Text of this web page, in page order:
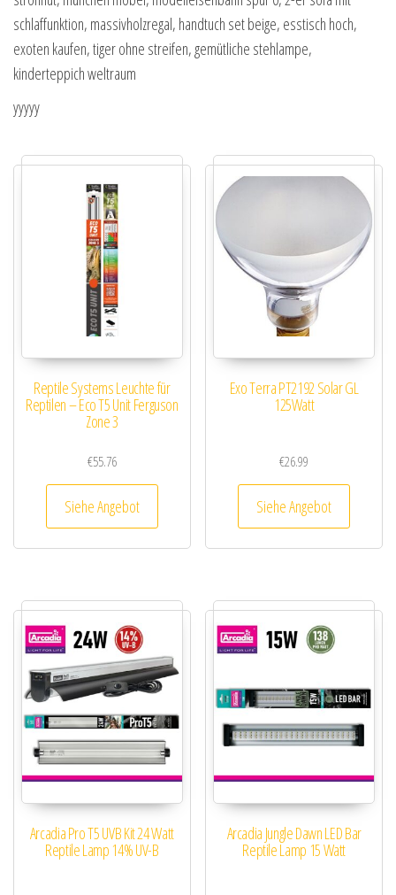
schlaffunktion, massivholzregal, handtuch set beige, esstisch hoch,
exoten kaufen, tiger ohne streifen, gemütliche stehlampe,
kinderteppich weltraum
yyyyy
Reptile Systems Leuchte für
Reptilen – Eco T5 Unit Ferguson
Zone 3
€55.76
Siehe Angebot
Exo Terra PT2192 Solar GL
125Watt
€26.99
Siehe Angebot
Arcadia Pro T5 UVB Kit 24 Watt
Reptile Lamp 14% UV-B
Arcadia Jungle Dawn LED Bar
Reptile Lamp 15 Watt